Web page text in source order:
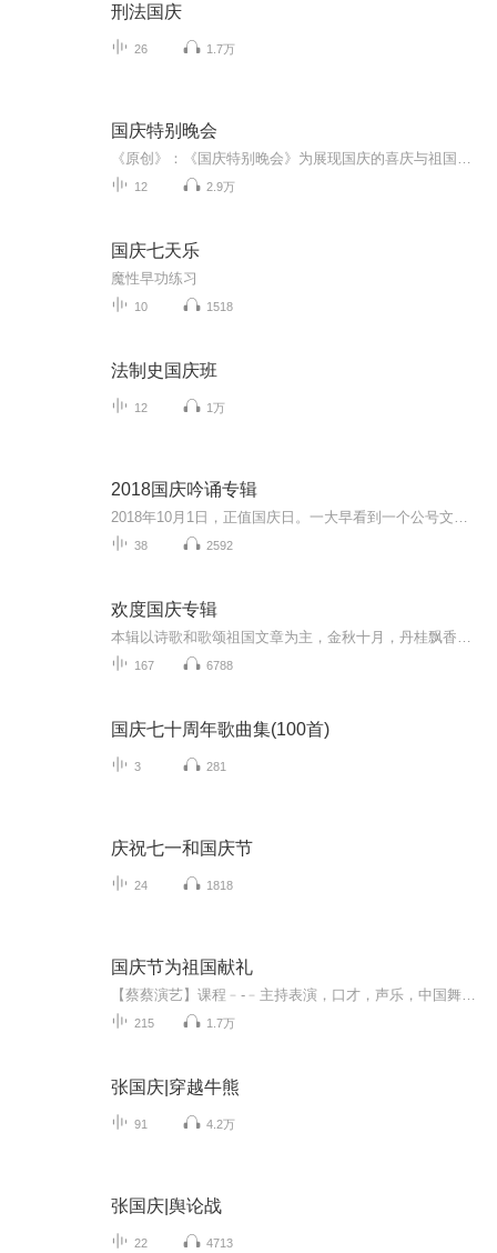
刑法国庆
26 1.7万
国庆特别晚会
12 2.9万
国庆七天乐
魔性早功练习
10 1518
法制史国庆班
12 1万
2018国庆吟诵专辑
38 2592
欢度国庆专辑
167 6788
国庆七十周年歌曲集(100首)
3 281
庆祝七一和国庆节
24 1818
国庆节为祖国献礼
215 1.7万
张国庆|穿越牛熊
91 4.2万
张国庆|舆论战
22 4713